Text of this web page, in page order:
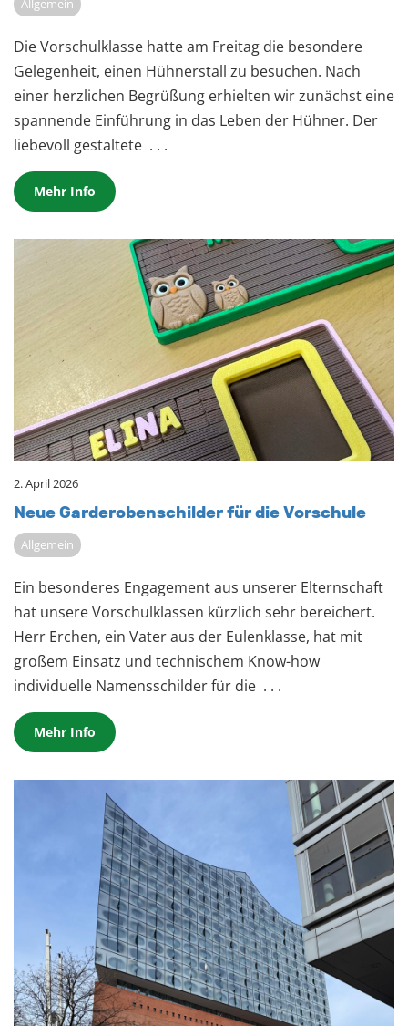
Allgemein
Die Vorschulklasse hatte am Freitag die besondere
Gelegenheit, einen Hühnerstall zu besuchen. Nach
einer herzlichen Begrüßung erhielten wir zunächst eine
spannende Einführung in das Leben der Hühner. Der
liebevoll gestaltete . . .
Mehr Info
2. April 2026
Neue Gar­de­ro­ben­schil­der für die Vor­schu­le
Allgemein
Ein besonderes Engagement aus unserer Elternschaft
hat unsere Vorschulklassen kürzlich sehr bereichert.
Herr Erchen, ein Vater aus der Eulenklasse, hat mit
großem Einsatz und technischem Know-how
individuelle Namensschilder für die . . .
Mehr Info